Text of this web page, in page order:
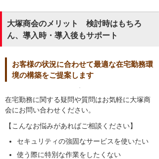
大塚商会のメリット 検討時はもちろ
ん、導入時・導入後もサポート
お客様の状況に合わせて最適な在宅勤務環
境の構築をご提案します
在宅勤務に関する疑問や質問はお気軽に大塚商
会にお問い合わせください。
【こんなお悩みがあればご相談ください】
セキュリティの強固なサービスを使いたい
使う際に特別な作業をしたくない